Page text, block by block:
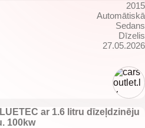
2015
Automātiskā
Sedans
Dīzelis
27.05.2026
ar 1.6 litru dīzeļdzinēju
100kw